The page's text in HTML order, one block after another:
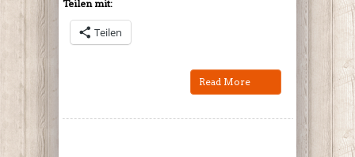
Teilen mit:
Teilen
Read More